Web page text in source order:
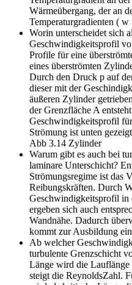
Wärmeübergang, der an
Temperaturgradienten (
Worin unterscheidet sich
Geschwindigkeitsprofil
Profile für eine
eines überströmten
Durch den Druck p auf
dieser mit der
äußeren Zylinder
der Grenzfläche A
Geschwindigkeitsprofil
Strömung ist unten
Abb 3.14 Zylinder
Warum gibt es auch bei
laminare Unterschicht?
Strömungsregime ist das
Reibungskräften. Durch
Geschwindigkeitsprofil in
ergeben sich auch
Wandnähe. Dadurch
kommt zur Ausbildung
Ab welcher
turbulente Grenzschicht
Länge wird die Lauflänge
steigt die ReynoldsZahl.